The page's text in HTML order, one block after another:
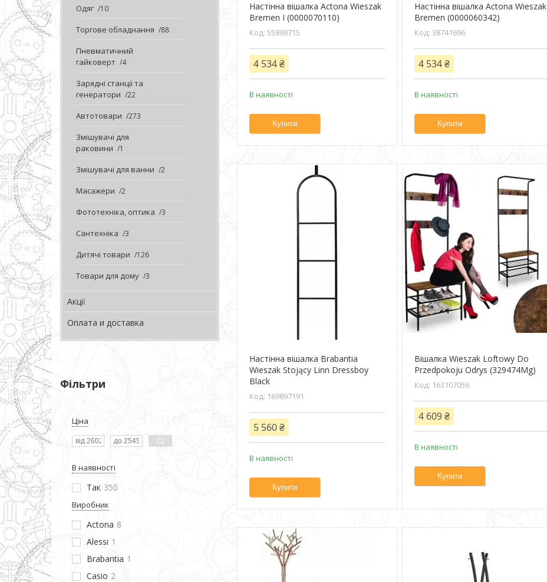
Одяг 10
Торгове обладнання 88
Пневматичний
гайковерт
4
Зарядні станції та
генератори
22
Автотовари 273
Змішувачі для
раковини
1
Змішувачі для ванни 2
Масажери 2
Фототехніка, оптика 3
Сантехніка 3
Дитячі товари 126
Товари для дому 3
Акції
Оплата и доставка
Фільтри
Ціна
В наявності
Так 350
Виробник
Actona 8
Alessi 1
Brabantia 1
Casio 2
Настінна вішалка Actona Wieszak
Bremen I (0000070110)
55898715
4 534 ₴
В наявності
Купити
Настінна вішалка Actona Wieszak
Bremen (0000060342)
38741696
4 534 ₴
В наявності
Купити
Настінна вішалка Brabantia
Wieszak Stojący Linn Dressboy
Black
169897191
5 560 ₴
В наявності
Купити
Вішалка Wieszak Loftowy Do
Przedpokoju Odrys (329474Mg)
163107056
4 609 ₴
В наявності
Купити